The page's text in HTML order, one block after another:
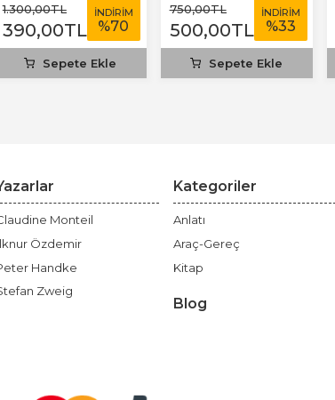
1.300,00TL
390,00TL
İNDİRİM
%70
Sepete Ekle
750,00TL
500,00TL
İNDİRİM
%33
Sepete Ekle
Monteil
Özdemir
Handke
Zweig
Kategoriler
Anlatı
Araç-Gereç
Kitap
Blog